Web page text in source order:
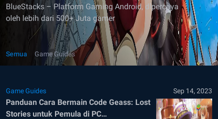
BlueStacks – Platform Gaming Android, dipercaya
oleh lebih dari 500+ Juta gamer
Semua Game Guides
Game Guides Sep 14, 2023
Panduan Cara Bermain Code Geass: Lost
Stories untuk Pemula di PC